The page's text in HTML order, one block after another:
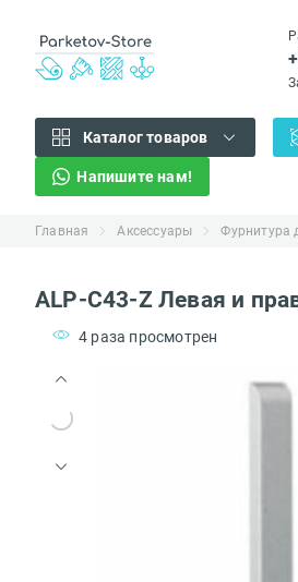
Каталог товаров
Напишите нам!
Главная Аксессуары Фурнитура
ALP-C43-Z Левая и
4 раза просмотрен